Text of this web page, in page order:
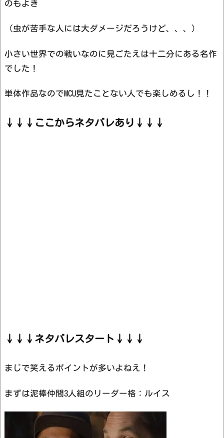
のもよき
（虫が苦手な人には大ダメージだろうけど、、、）
小さい世界での戦いなのに見ごたえは十二分にある名作
でした！
単体作品なのでMCU見たことない人でも楽しめるし！！
↓↓↓ここからネタバレあり↓↓↓
↓↓↓ネタバレスタート↓↓↓
まじで笑えるポイントが多いよねえ！
まずは泥棒仲間3人組のリーダー格：ルイス